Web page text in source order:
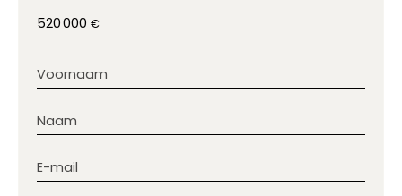
520 000 €
Voornaam
Naam
E-mail